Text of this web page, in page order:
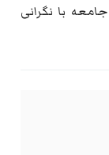
با نگرانی